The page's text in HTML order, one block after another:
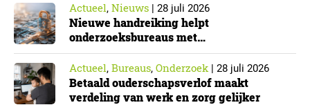
Actueel, Nieuws | 28 juli 2026
Nieuwe handreiking helpt
onderzoeksbureaus met
Cyberbeveiligingswet
Actueel, Bureaus, Onderzoek| 28 juli 2026
Betaald ouderschapsverlof maakt
verdeling van werk en zorg gelijker